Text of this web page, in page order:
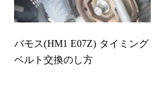
バモス(HM1 E07Z) タイミング
ベルト交換のし方